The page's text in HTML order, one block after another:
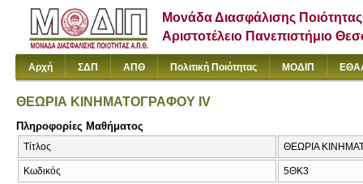
Μονάδα Διασφάλισης Ποιότητας
Αριστοτέλειο Πανεπιστήμιο
Αρχή ΣΔΠ ΑΠΘ Πολιτική Ποιότητας ΜΟΔΙΠ
ΘΕΩΡΙΑ ΚΙΝΗΜΑΤΟΓΡΑΦΟΥ IV
Πληροφορίες Μαθήματος
Τίτλος ΘΕΩΡΙΑ
Κωδικός 5ΘΚ3